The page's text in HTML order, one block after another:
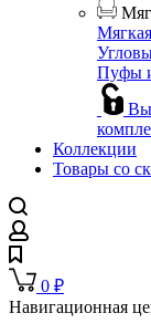
Пуфы
Вы
Коллекции
Товары со
0 ₽
Навигационная